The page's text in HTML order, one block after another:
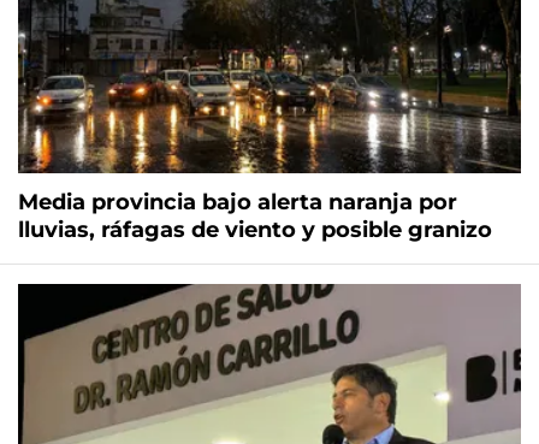
Media provincia bajo alerta naranja por
lluvias, ráfagas de viento y posible granizo